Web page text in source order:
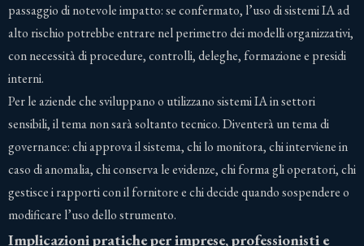
passaggio di notevole impatto: se confermato, l’uso di sistemi IA ad
alto rischio potrebbe entrare nel perimetro dei modelli organizzativi,
con necessità di procedure, controlli, deleghe, formazione e presidi
interni.
Per le aziende che sviluppano o utilizzano sistemi IA in settori
sensibili, il tema non sarà soltanto tecnico. Diventerà un tema di
governance: chi approva il sistema, chi lo monitora, chi interviene in
caso di anomalia, chi conserva le evidenze, chi forma gli operatori, chi
gestisce i rapporti con il fornitore e chi decide quando sospendere o
modificare l’uso dello strumento.
Implicazioni pratiche per imprese, professionisti e